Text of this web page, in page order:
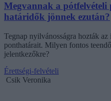
Megvannak a
határidők jönnek ezután?
Tegnap nyilvánosságra hozták
ponthatárait. Milyen fontos
jelentkezőkre?
Érettségi-felvételi
Csik Veronika